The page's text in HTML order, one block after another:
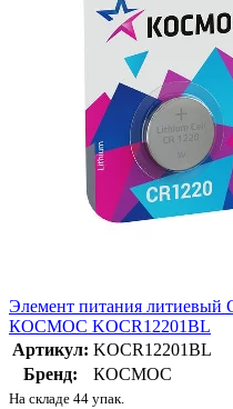
Элемент питания литиевый
КОСМОС KOCR12201BL
Артикул: KOCR12201BL
Бренд:
КОСМОС
На складе 44 упак.